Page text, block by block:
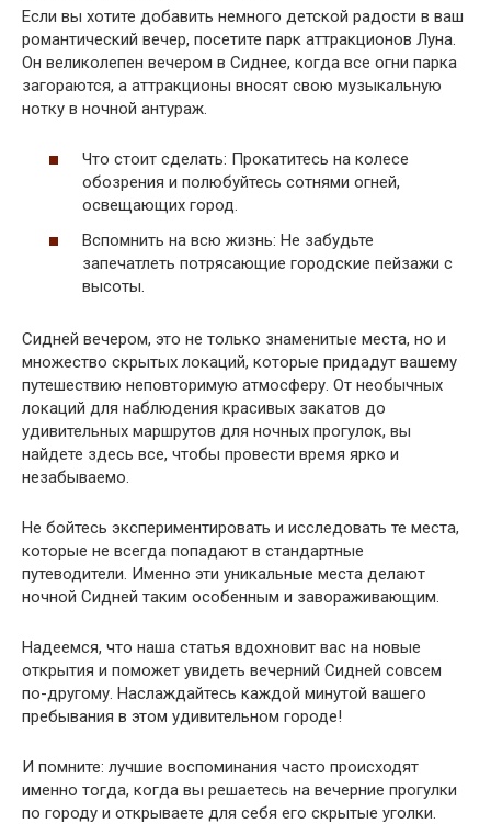
Если вы хотите добавить немного детской радости в ваш
романтический вечер, посетите парк аттракционов Луна.
Он великолепен вечером в Сиднее, когда все огни парка
загораются, а аттракционы вносят свою музыкальную
нотку в ночной антураж.
Что стоит сделать: Прокатитесь на колесе
обозрения и полюбуйтесь сотнями огней,
освещающих город.
Вспомнить на всю жизнь: Не забудьте
запечатлеть потрясающие городские пейзажи с
высоты.
Сидней вечером, это не только знаменитые места, но и
множество скрытых локаций, которые придадут вашему
путешествию неповторимую атмосферу. От необычных
локаций для наблюдения красивых закатов до
удивительных маршрутов для ночных прогулок, вы
найдете здесь все, чтобы провести время ярко и
незабываемо.
Не бойтесь экспериментировать и исследовать те места,
которые не всегда попадают в стандартные
путеводители. Именно эти уникальные места делают
ночной Сидней таким особенным и завораживающим.
Надеемся, что наша статья вдохновит вас на новые
открытия и поможет увидеть вечерний Сидней совсем
по-другому. Наслаждайтесь каждой минутой вашего
пребывания в этом удивительном городе!
И помните: лучшие воспоминания часто происходят
именно тогда, когда вы решаетесь на вечерние прогулки
по городу и открываете для себя его скрытые уголки.